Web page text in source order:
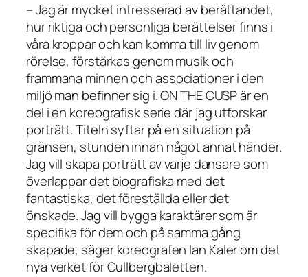
– Jag är mycket intresserad av berättandet,
hur riktiga och personliga berättelser finns i
våra kroppar och kan komma till liv genom
rörelse, förstärkas genom musik och
frammana minnen och associationer i den
miljö man befinner sig i. ON THE CUSP är en
del i en koreografisk serie där jag utforskar
porträtt. Titeln syftar på en situation på
gränsen, stunden innan något annat händer.
Jag vill skapa porträtt av varje dansare som
överlappar det biografiska med det
fantastiska, det föreställda eller det
önskade. Jag vill bygga karaktärer som är
specifika för dem och på samma gång
skapade, säger koreografen Ian Kaler om det
nya verket för Cullbergbaletten.